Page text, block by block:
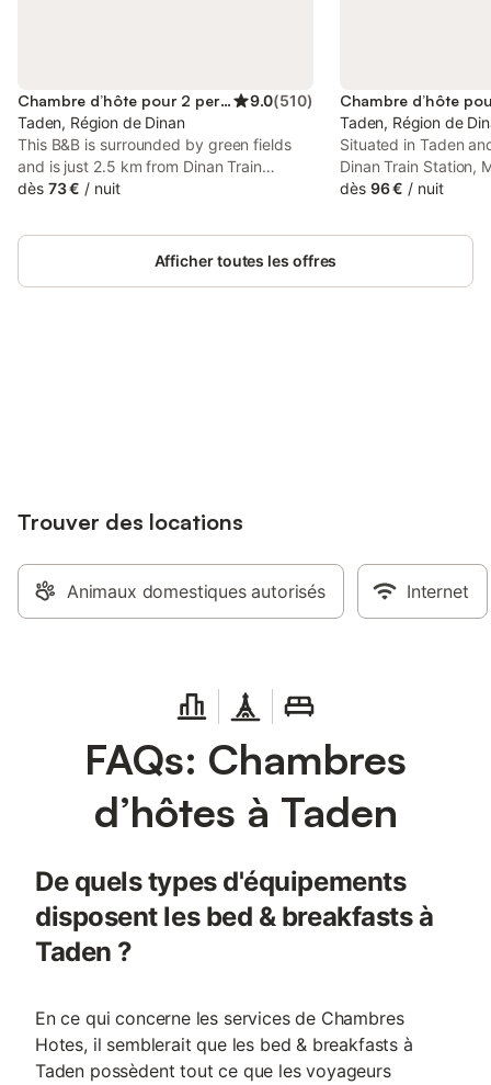
Chambre d’hôte pour 2 personnes 9.0(510)
Taden, Région de Dinan
This B&B is surrounded by green fields
and is just 2.5 km from Dinan Train
Station. It offers an outdoor, heated
guest rooms with free Wi-Fi access and a
dès 73 € / nuit
Taden, Région de
Situated in Taden
Dinan Train Station,
- Suite Parentale
WiFi and free
dès 96 € / nuit
Afficher toutes les offres
Trouver des locations
Animaux domestiques autorisés Internet
FAQs: Chambres
d’hôtes à Taden
De quels types d'équipements
disposent les bed & breakfasts à
Taden ?
En ce qui concerne les services de Chambres
Hotes, il semblerait que les bed & breakfasts à
Taden possèdent tout ce que les voyageurs